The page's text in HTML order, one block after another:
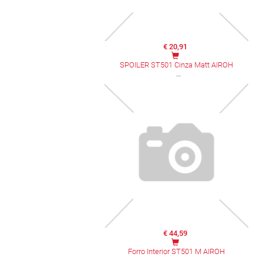
€ 20,91
SPOILER ST501 Cinza Matt AIROH
€ 44,59
Forro Interior ST501 M AIROH